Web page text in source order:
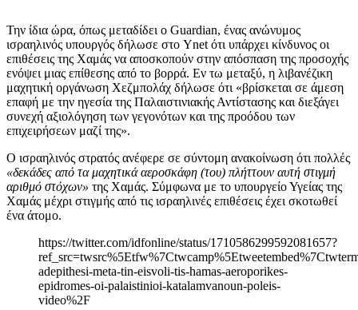
Την ίδια ώρα, όπως μεταδίδει ο Guardian, ένας ανώνυμος
ισραηλινός υπουργός δήλωσε στο Ynet ότι υπάρχει κίνδυνος οι
επιθέσεις της Χαμάς να αποσκοπούν στην απόσπαση της προσοχής
ενόψει μιας επίθεσης από το βορρά. Εν τω μεταξύ, η λιβανέζικη
μαχητική οργάνωση Χεζμπολάχ δήλωσε ότι «βρίσκεται σε άμεση
επαφή με την ηγεσία της Παλαιστινιακής Αντίστασης και διεξάγει
συνεχή αξιολόγηση των γεγονότων και της προόδου των
επιχειρήσεων μαζί της».
Ο ισραηλινός στρατός ανέφερε σε σύντομη ανακοίνωση ότι πολλές
«δεκάδες από τα μαχητικά αεροσκάφη (του) πλήττουν αυτή στιγμή
αριθμό στόχων» της Χαμάς. Σύμφωνα με το υπουργείο Υγείας της
Χαμάς μέχρι στιγμής από τις ισραηλινές επιθέσεις έχει σκοτωθεί
ένα άτομο.
https://twitter.com/idfonline/status/1710586299592081657?
adepithesi-meta-tin-eisvoli-tis-hamas-aeroporikes-
epidromes-oi-palaistinioi-katalamvanoun-poleis-
video%2F